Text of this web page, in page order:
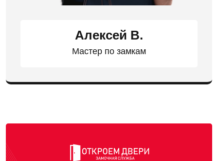
Алексей В.
Мастер по замкам